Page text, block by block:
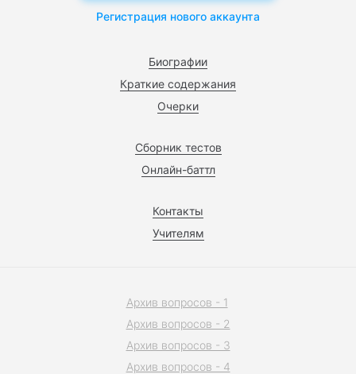
Биографии
Краткие содержания
Очерки
Сборник тестов
Онлайн-баттл
Контакты
Учителям
Регистрация нового аккаунта
Архив вопросов - 1
Архив вопросов - 2
Архив вопросов - 3
Архив вопросов - 4